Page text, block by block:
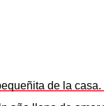
de la